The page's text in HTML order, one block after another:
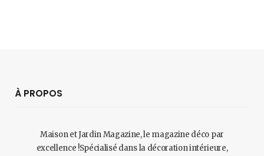
À PROPOS
Maison et Jardin Magazine, le magazine déco par
excellence !Spécialisé dans la décoration intérieure,